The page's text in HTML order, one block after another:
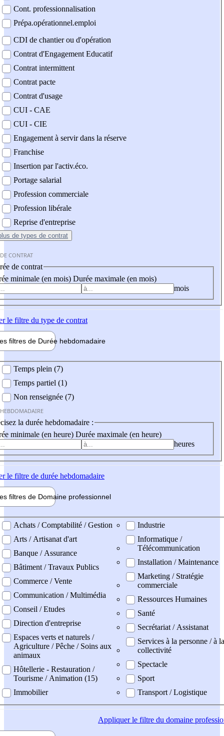
Cont. professionnalisation
Prépa.opérationnel.emploi
CDI de chantier ou d'opération
Contrat d'Engagement Educatif
Contrat intermittent
Contrat pacte
Contrat d'usage
CUI - CAE
CUI - CIE
Engagement à servir dans la réserve
Franchise
Insertion par l'activ.éco.
Portage salarial
Profession commerciale
Profession libérale
Reprise d'entreprise
de types de contrat
CONTRAT
de contrat
minimale (en mois) Durée maximale (en mois)
mois
le filtre du type de contrat
filtres de Durée hebdomadaire
Temps plein (7)
Temps partiel (1)
Non renseignée (7)
la durée hebdomadaire :
minimale (en heure) Durée maximale (en heure)
heures
le filtre de durée hebdomadaire
filtres de Domaine professionnel
professionel
Achats / Comptabilité / Gestion
Arts / Artisanat d'art
Banque / Assurance
Bâtiment / Travaux Publics
Commerce / Vente
Communication / Multimédia
Conseil / Etudes
Direction d'entreprise
Espaces verts et naturels /
Agriculture / Pêche / Soins aux
animaux
Hôtellerie - Restauration /
Tourisme / Animation (15)
Immobilier
Industrie
Informatique /
Télécommunication
Installation / Maintenance
Marketing / Stratégie
commerciale
Ressources Humaines
Santé
Secrétariat / Assistanat
Services à la personne / à la
collectivité
Spectacle
Sport
Transport / Logistique
Appliquerle filtre du domaine